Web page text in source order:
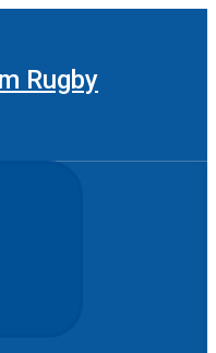
Rugby